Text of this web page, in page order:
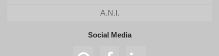
A.N.I.
Social Media